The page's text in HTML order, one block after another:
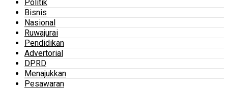
Politik
Bisnis
Nasional
Ruwajurai
Pendidikan
Advertorial
DPRD
Menajukkan
Pesawaran